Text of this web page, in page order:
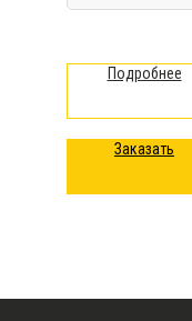
Подробнее
Заказать